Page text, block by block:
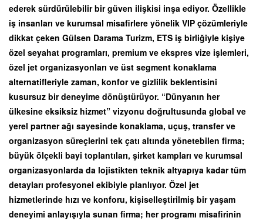
ederek sürdürülebilir bir güven ilişkisi inşa ediyor. Özellikle
iş insanları ve kurumsal misafirlere yönelik VIP çözümleriyle
dikkat çeken Gülsen Darama Turizm, ETS iş birliğiyle kişiye
özel seyahat programları, premium ve ekspres vize işlemleri,
özel jet organizasyonları ve üst segment konaklama
alternatifleriyle zaman, konfor ve gizlilik beklentisini
kusursuz bir deneyime dönüştürüyor. “Dünyanın her
ülkesine eksiksiz hizmet” vizyonu doğrultusunda global ve
yerel partner ağı sayesinde konaklama, uçuş, transfer ve
organizasyon süreçlerini tek çatı altında yönetebilen firma;
büyük ölçekli bayi toplantıları, şirket kampları ve kurumsal
organizasyonlarda da lojistikten teknik altyapıya kadar tüm
detayları profesyonel ekibiyle planlıyor. Özel jet
hizmetlerinde hızı ve konforu, kişiselleştirilmiş bir yaşam
deneyimi anlayışıyla sunan firma; her programı misafirinin